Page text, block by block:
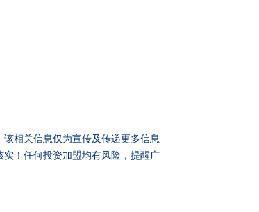
相关信息仅为宣传及传递更多信息
！任何投资加盟均有风险，提醒广